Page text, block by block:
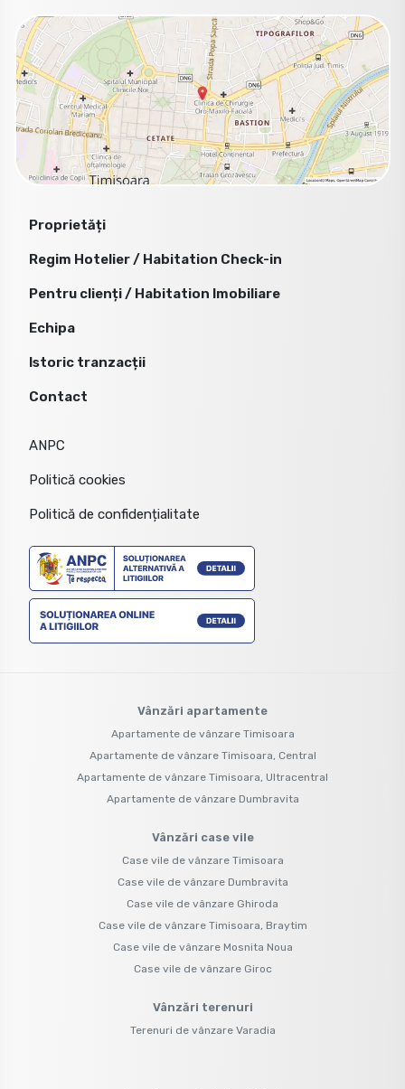
Proprietăți
Regim Hotelier / Habitation Check-in
Pentru clienți / Habitation Imobiliare
Echipa
Istoric tranzacții
Contact
ANPC
Politică cookies
Politică de confidențialitate
Vânzări apartamente
Apartamente de vânzare Timisoara
Apartamente de vânzare Timisoara, Central
Apartamente de vânzare Timisoara, Ultracentral
Apartamente de vânzare Dumbravita
Vânzări case vile
Case vile de vânzare Timisoara
Case vile de vânzare Dumbravita
Case vile de vânzare Ghiroda
Case vile de vânzare Timisoara, Braytim
Case vile de vânzare Mosnita Noua
Case vile de vânzare Giroc
Vânzări terenuri
Terenuri de vânzare Varadia